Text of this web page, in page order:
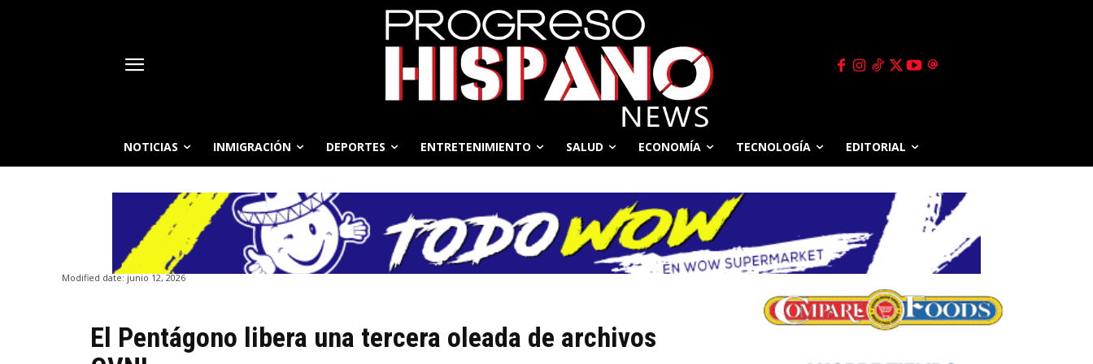
NOTICIAS INMIGRACIÓN DEPORTES ENTRETENIMIENTO SALUD ECONOMÍA TECNOLOGÍA EDITORIAL
Modified date: junio 12, 2026
El Pentágono libera una tercera oleada de archivos